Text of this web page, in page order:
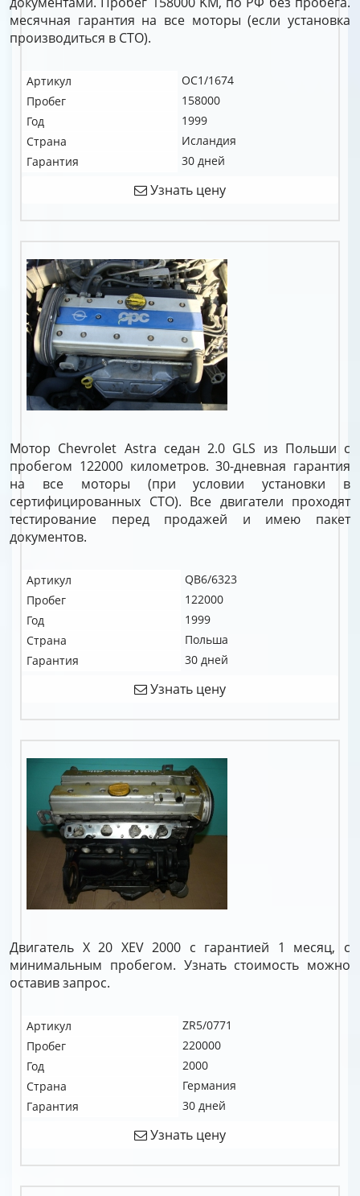
месячная гарантия на все моторы (если установка
производиться в СТО).
Артикул
OC1/1674
Пробег
158000
Год
1999
Страна
Исландия
Гарантия
30 дней
Узнать цену
Мотор Chevrolet Astra седан 2.0 GLS из Польши с
пробегом 122000 километров. 30-дневная гарантия
на все моторы (при условии установки в
сертифицированных СТО). Все двигатели проходят
тестирование перед продажей и имею пакет
документов.
Артикул
QB6/6323
Пробег
122000
Год
1999
Страна
Польша
Гарантия
30 дней
Узнать цену
Двигатель X 20 XEV 2000 с гарантией 1 месяц, с
минимальным пробегом. Узнать стоимость можно
оставив запрос.
Артикул
ZR5/0771
Пробег
220000
Год
2000
Страна
Германия
Гарантия
30 дней
Узнать цену